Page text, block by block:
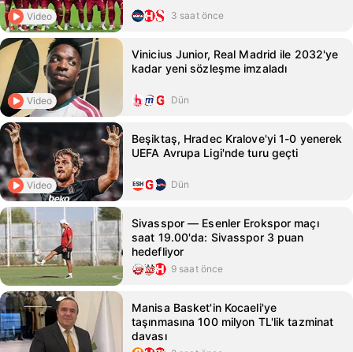
Video 3 saat önce
Video
Vinicius Junior, Real Madrid ile 2032'ye
kadar yeni sözleşme imzaladı
Dün
Video
Beşiktaş, Hradec Kralove'yi 1-0 yenerek
UEFA Avrupa Ligi'nde turu geçti
Dün
Sivasspor — Esenler Erokspor maçı
saat 19.00'da: Sivasspor 3 puan
hedefliyor
9 saat önce
Manisa Basket'in Kocaeli'ye
taşınmasına 100 milyon TL'lik tazminat
davası